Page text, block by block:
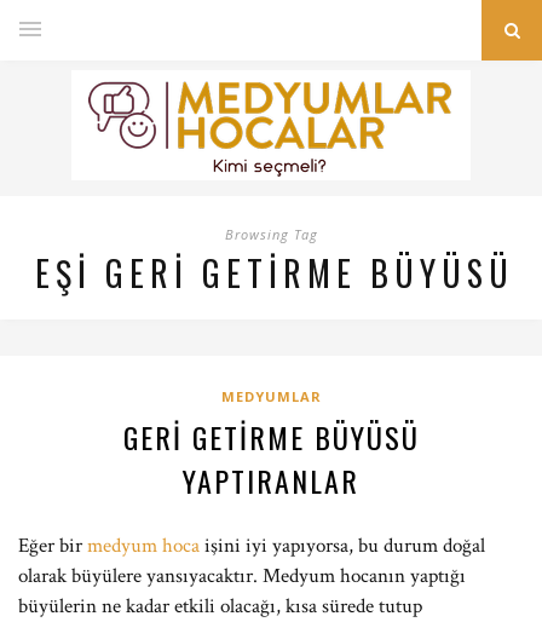
Browsing Tag
EŞI GERI GETIRME BÜYÜSÜ
MEDYUMLAR
GERI GETIRME BÜYÜSÜ
YAPTIRANLAR
Eğer birmedyum hocaişini iyi yapıyorsa, bu durum doğal
olarak büyülere yansıyacaktır. Medyum hocanın yaptığı
büyülerin ne kadar etkili olacağı, kısa sürede tutup